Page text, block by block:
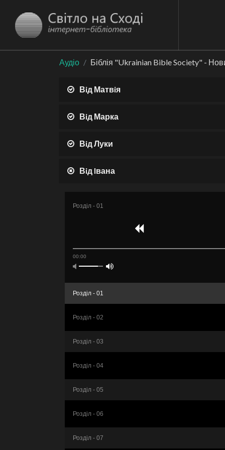
Аудіо Біблія "Ukrainian Bible Society" -
Вiд Матвiя
Вiд Марка
Вiд Луки
Вiд Iвана
Розділ - 01
00:00
Розділ - 01
Розділ - 02
Розділ - 03
Розділ - 04
Розділ - 05
Розділ - 06
Розділ - 07